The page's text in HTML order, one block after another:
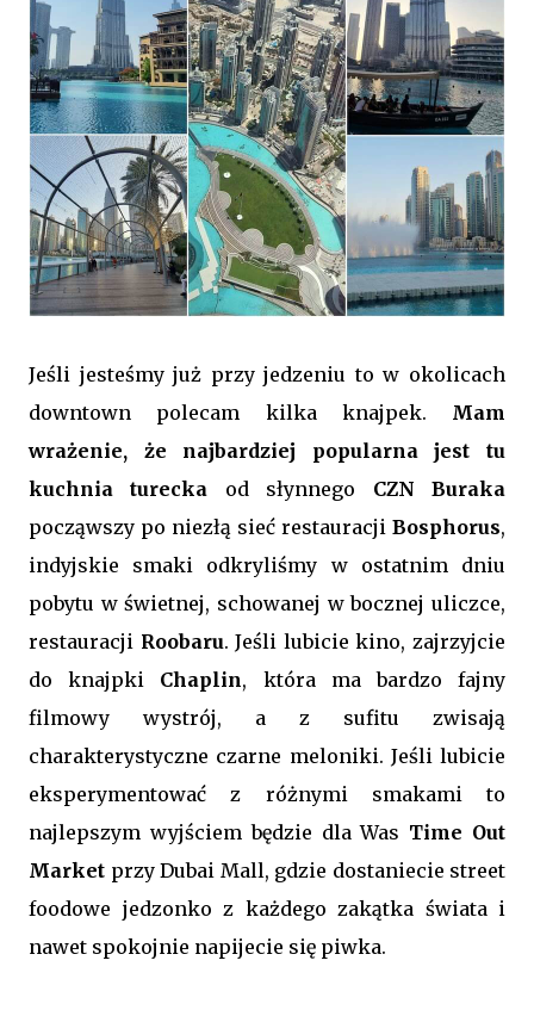
Jeśli jesteśmy już przy jedzeniu to w okolicach
downtown polecam kilka knajpek. Mam
wrażenie, że najbardziej popularna jest tu
kuchnia turecka od słynnego CZN Buraka
począwszy po niezłą sieć restauracji Bosphorus,
indyjskie smaki odkryliśmy w ostatnim dniu
pobytu w świetnej, schowanej w bocznej uliczce,
restauracji Roobaru. Jeśli lubicie kino, zajrzyjcie
do knajpki Chaplin, która ma bardzo fajny
filmowy wystrój, a z sufitu zwisają
charakterystyczne czarne meloniki. Jeśli lubicie
eksperymentować z różnymi smakami to
najlepszym wyjściem będzie dla Was Time Out
Market przy Dubai Mall, gdzie dostaniecie street
foodowe jedzonko z każdego zakątka świata i
nawet spokojnie napijecie się piwka.